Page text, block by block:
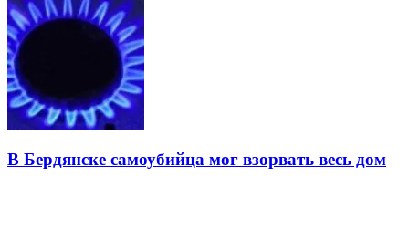
В Бердянске самоубийца мог взорвать весь дом